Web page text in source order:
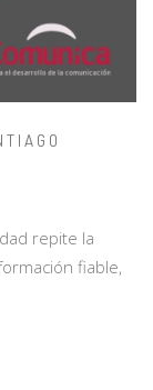
repite la
fiable,